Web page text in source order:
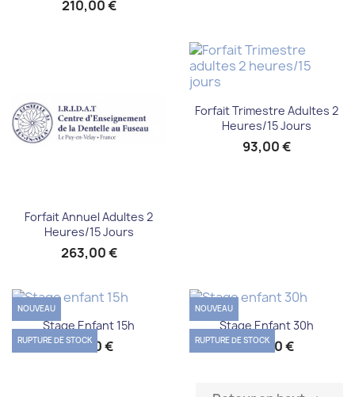
210,00 €
Forfait Annuel Adultes 2
Heures/15 Jours
263,00 €
Forfait Trimestre Adultes 2
Heures/15 Jours
93,00 €
Stage Enfant 15h
95,00 €
NOUVEAU
RUPTURE DE STOCK
Stage Enfant 30h
180,00 €
NOUVEAU
RUPTURE DE STOCK